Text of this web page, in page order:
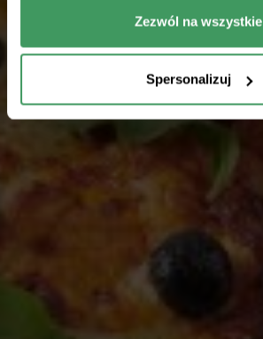
Zezwól na wszystkie
Spersonalizuj